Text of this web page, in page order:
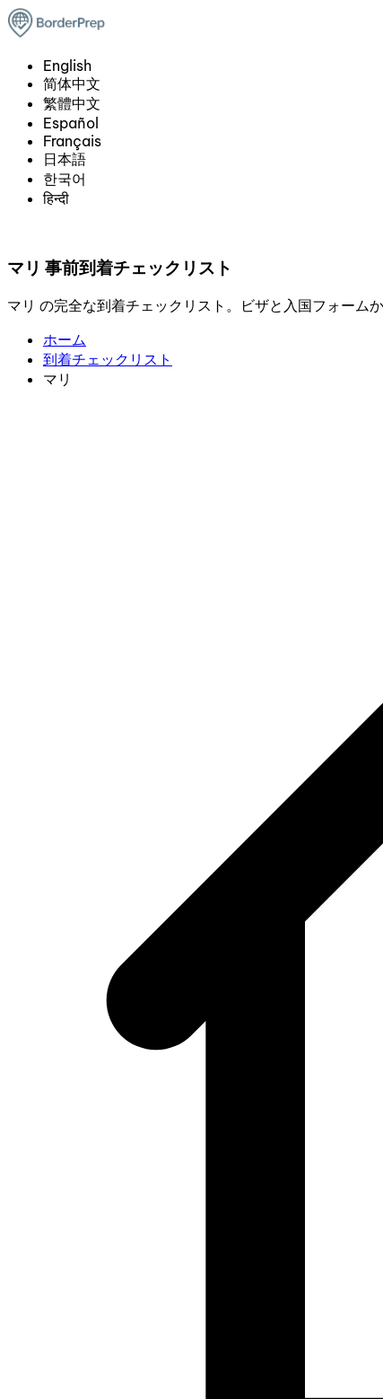
English
简体中文
繁體中文
Español
Français
日本語
한국어
हिन्दी
マリ 事前到着チェックリスト
マリ の完全な到着チェックリスト。ビザと入国フォーム
ホーム
到着チェックリスト
マリ